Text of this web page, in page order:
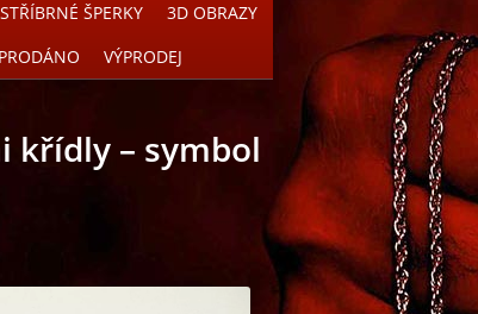
ŠPERKY
3D OBRAZY
VÝPRODEJ
křídly – symbol